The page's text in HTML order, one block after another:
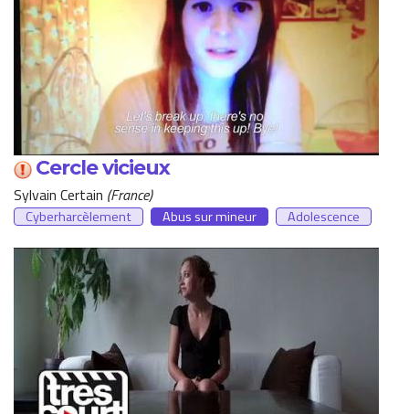
Cercle vicieux
Sylvain Certain France
Cyberharcèlement Abus sur mineur Adolescence